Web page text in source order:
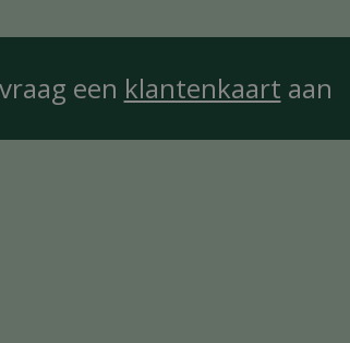
een klantenkaart aan